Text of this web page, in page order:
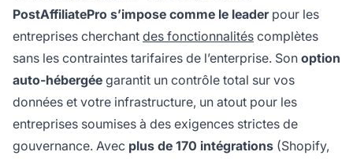
PostAffiliatePro s’impose comme le leaderpour les
entreprises cherchant des fonctionnalités complètes
sans les contraintes tarifaires de l’enterprise. Son option
auto-hébergée garantit un contrôle total sur vos
données et votre infrastructure, un atout pour les
entreprises soumises à des exigences strictes de
gouvernance. Avec plus de 170 intégrations (Shopify,